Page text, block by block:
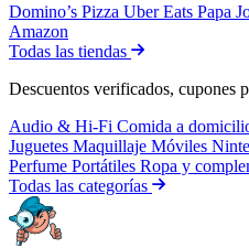
Domino’s Pizza Uber Eats Papa
Amazon
Todas las tiendas
Descuentos verificados, cupones
Audio & Hi-Fi Comida a
Juguetes Maquillaje Móviles
Perfume Portátiles Ropa y
Todas las categorías